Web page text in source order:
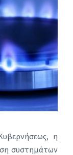
η
συστημάτων